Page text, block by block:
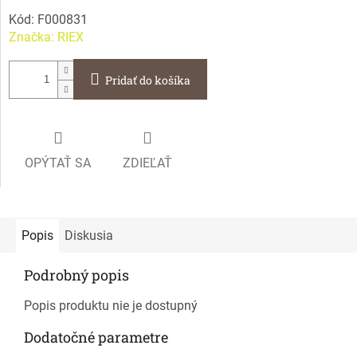
Kód: F000831
Značka: RIEX
Pridať do košíka
OPÝTAŤ SA ZDIEĽAŤ
Popis Diskusia
Podrobný popis
Popis produktu nie je dostupný
Dodatočné parametre